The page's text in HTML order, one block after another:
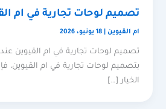
تصميم لوحات تجارية في ام
ام القيوين |18 يونيو، 2026
تصميم لوحات تجارية في ام القيوين
بتصميم لوحات تجارية في ام القيوين،
الخيار […]